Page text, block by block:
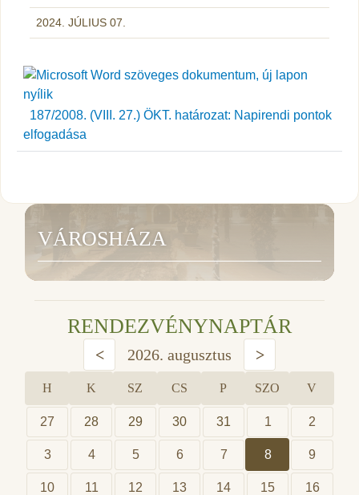
2024. JÚLIUS 07.
187/2008. (VIII. 27.) ÖKT. határozat: Napirendi pontok
elfogadása
VÁROSHÁZA
RENDEZVÉNYNAPTÁR
< 2026. augusztus >
H K SZ CS P SZO V
27 28 29 30 31 1 2
3 4 5 6 7 8 9
10 11 12 13 14 15 16